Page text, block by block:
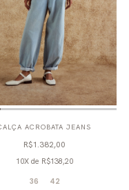
ACROBATA JEANS
R$1.382,00
10X de R$138,20
36 42